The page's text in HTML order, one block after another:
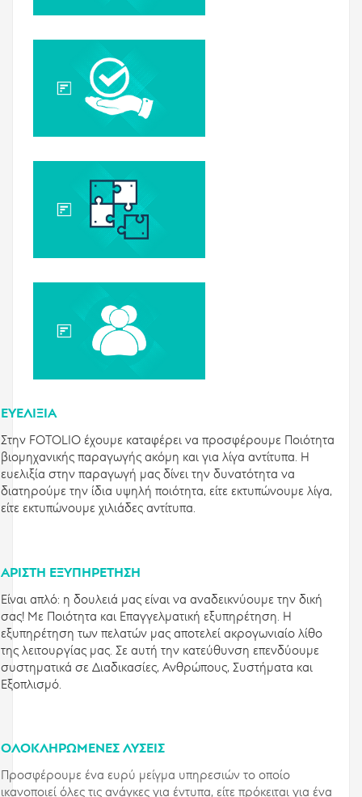
ΕΥΕΛΙΞΊΑ
Στην FOTOLIO έχουμε καταφέρει να προσφέρουμε Ποιότητα
βιομηχανικής παραγωγής ακόμη και για λίγα αντίτυπα. Η
ευελιξία στην παραγωγή μας δίνει την δυνατότητα να
διατηρούμε την ίδια υψηλή ποιότητα, είτε εκτυπώνουμε λίγα,
είτε εκτυπώνουμε χιλιάδες αντίτυπα.
ΆΡΙΣΤΗ ΕΞΥΠΗΡΈΤΗΣΗ
Είναι απλό: η δουλειά μας είναι να αναδεικνύουμε την δική
σας! Με Ποιότητα και Επαγγελματική εξυπηρέτηση. Η
εξυπηρέτηση των πελατών μας αποτελεί ακρογωνιαίο λίθο
της λειτουργίας μας. Σε αυτή την κατεύθυνση επενδύουμε
συστηματικά σε Διαδικασίες, Ανθρώπους, Συστήματα και
Εξοπλισμό.
ΟΛΟΚΛΗΡΩΜΈΝΕΣ ΛΎΣΕΙΣ
Προσφέρουμε ένα ευρύ μείγμα υπηρεσιών το οποίο
ικανοποιεί όλες τις ανάγκες για έντυπα, είτε πρόκειται για ένα